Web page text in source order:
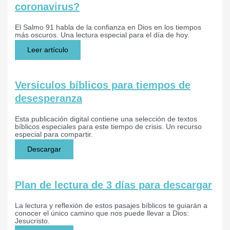
coronavirus?
El Salmo 91 habla de la confianza en Dios en los tiempos
más oscuros. Una lectura especial para el día de hoy.
Leer artículo
Versículos bíblicos para tiempos de
desesperanza
Esta publicación digital contiene una selección de textos
bíblicos especiales para este tiempo de crisis. Un recurso
especial para compartir.
Descargar
Plan de lectura de 3 días para descargar
La lectura y reflexión de estos pasajes bíblicos te guiarán a
conocer el único camino que nos puede llevar a Dios:
Jesucristo.